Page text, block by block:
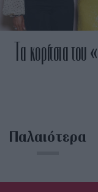
Τα κορίτσια
Παλαιότερα